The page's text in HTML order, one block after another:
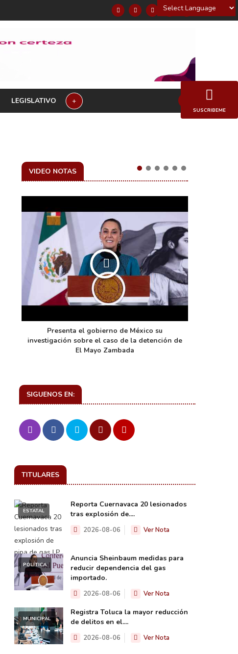
Powered by
LEGISLATIVO +
VIDEO NOTAS
Presenta el gobierno de México su
investigación sobre el caso de la detención de
El Mayo Zambada
SIGUENOS EN:
TITULARES
ESTATAL
Reporta Cuernavaca 20 lesionados
tras explosión de....
2026-08-06 Ver Nota
POLÍTICA
Anuncia Sheinbaum medidas para
reducir dependencia del gas
importado.
2026-08-06 Ver Nota
MUNICIPAL
Registra Toluca la mayor reducción
de delitos en el....
2026-08-06 Ver Nota
SUSCRIBEME